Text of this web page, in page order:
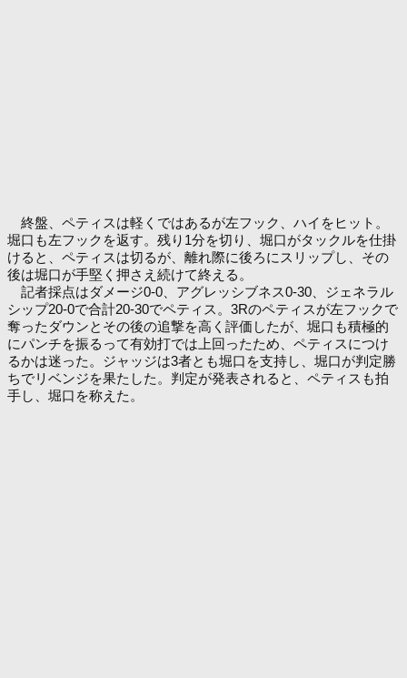
終盤、ペティスは軽くではあるが左フック、ハイをヒット。
堀口も左フックを返す。残り1分を切り、堀口がタックルを仕掛
けると、ペティスは切るが、離れ際に後ろにスリップし、その
後は堀口が手堅く押さえ続けて終える。
記者採点はダメージ0-0、アグレッシブネス0-30、ジェネラル
シップ20-0で合計20-30でペティス。3Rのペティスが左フックで
奪ったダウンとその後の追撃を高く評価したが、堀口も積極的
にパンチを振るって有効打では上回ったため、ペティスにつけ
るかは迷った。ジャッジは3者とも堀口を支持し、堀口が判定勝
ちでリベンジを果たした。判定が発表されると、ペティスも拍
手し、堀口を称えた。